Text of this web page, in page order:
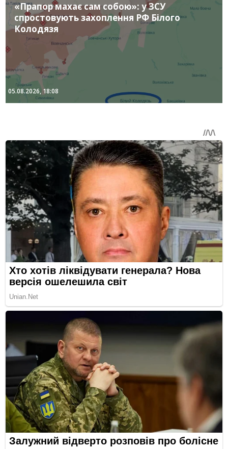
«Прапор махає сам собою»: у ЗСУ
спростовують захоплення РФ Білого
Колодязя
05.08.2026, 18:08